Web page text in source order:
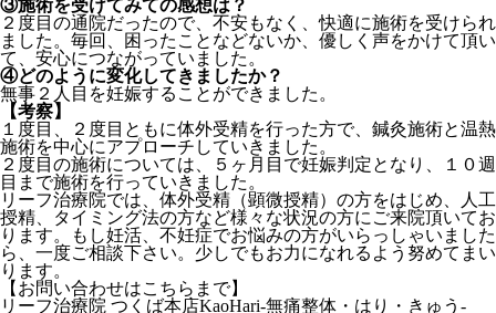
③施術を受けてみての感想は？
２度目の通院だったので、不安もなく、快適に施術を受けられ
ました。毎回、困ったことなどないか、優しく声をかけて頂い
て、安心につながっていました。
④どのように変化してきましたか？
無事２人目を妊娠することができました。
【考察】
１度目、２度目ともに体外受精を行った方で、鍼灸施術と温熱
施術を中心にアプローチしていきました。
２度目の施術については、５ヶ月目で妊娠判定となり、１０週
目まで施術を行っていきました。
リーフ治療院では、体外受精（顕微授精）の方をはじめ、人工
授精、タイミング法の方など様々な状況の方にご来院頂いてお
ります。もし妊活、不妊症でお悩みの方がいらっしゃいました
ら、一度ご相談下さい。少しでもお力になれるよう努めてまい
ります。
【お問い合わせはこちらまで】
リーフ治療院 つくば本店KaoHari-無痛整体・はり・きゅう-